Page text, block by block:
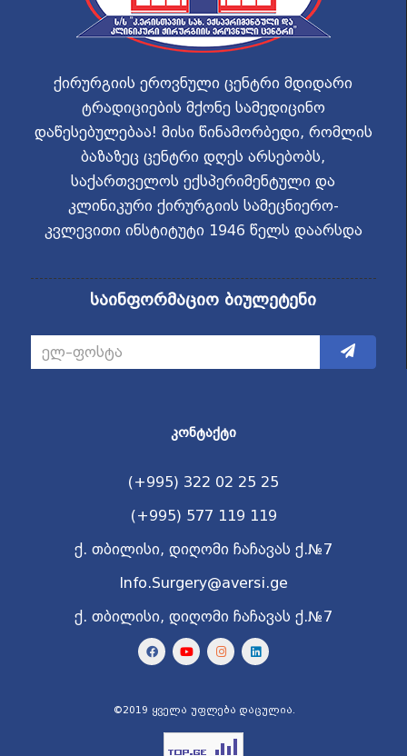
ქირურგიის ეროვნული ცენტრი მდიდარი
ტრადიციების მქონე სამედიცინო
დაწესებულებაა! მისი წინამორბედი, რომლის
ბაზაზეც ცენტრი დღეს არსებობს,
საქართველოს ექსპერიმენტული და
კლინიკური ქირურგიის სამეცნიერო-
კვლევითი ინსტიტუტი 1946 წელს დაარსდა
საინფორმაციო ბიულეტენი
ᲙᲝᲜᲢᲐᲥᲢᲘ
(+995) 322 02 25 25
(+995) 577 119 119
ქ. თბილისი, დიღომი ჩაჩავას ქ.№7
Info.Surgery@aversi.ge
ქ. თბილისი, დიღომი ჩაჩავას ქ.№7
©2019 ყველა უფლება დაცულია.